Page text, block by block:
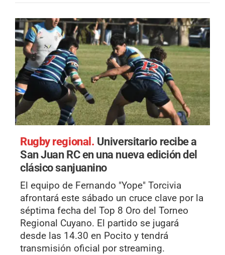
Rugby regional. Universitario recibe a
San Juan RC en una nueva edición del
clásico sanjuanino
El equipo de Fernando "Yope" Torcivia
afrontará este sábado un cruce clave por la
séptima fecha del Top 8 Oro del Torneo
Regional Cuyano. El partido se jugará
desde las 14.30 en Pocito y tendrá
transmisión oficial por streaming.